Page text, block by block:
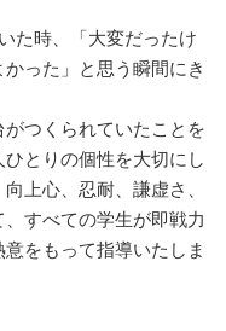
た時、「大変だったけ
った」と思う瞬間にき
つくられていたことを
とりの個性を大切にし
上心、忍耐、謙虚さ、
すべての学生が即戦力
をもって指導いたしま